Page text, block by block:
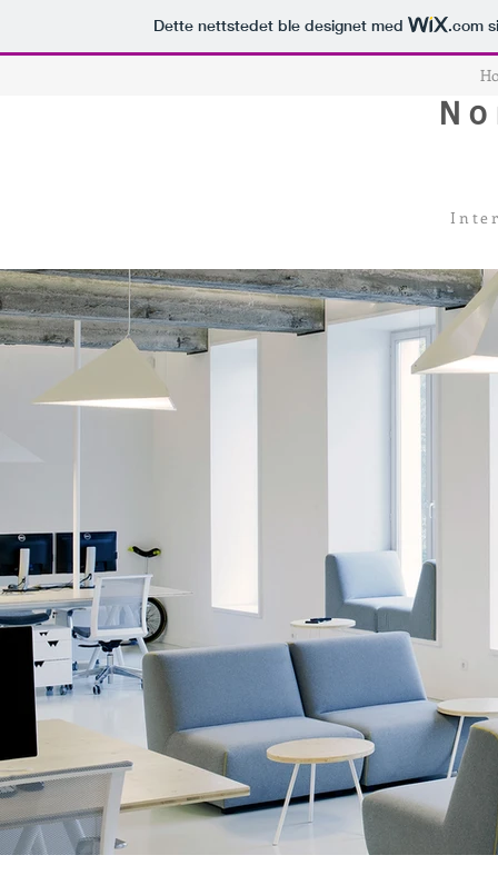
Dette nettstedet ble designet med .com